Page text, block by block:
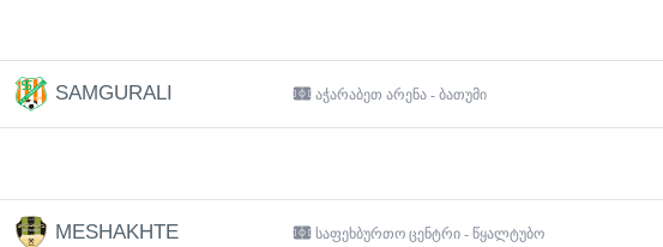
SAMGURALI აჭარაბეთ არენა - ბათუმი
MESHAKHTE საფეხბურთო ცენტრი - წყალტუბო